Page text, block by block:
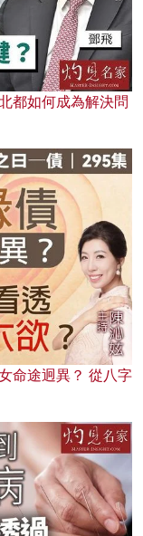
都如何成為解決問
命途迥異？ 從八字